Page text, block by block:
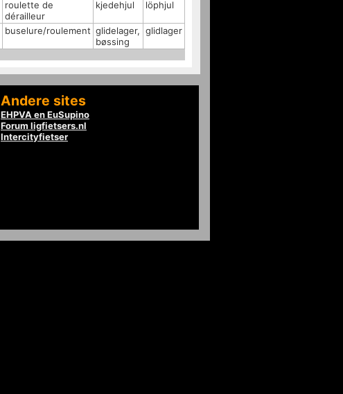
roulette de
dérailleur
kjedehjul löphjul
buselure/roulement glidelager,
bøssing
glidlager
Andere sites
EHPVA en EuSupino
Forum ligfietsers.nl
Intercityfietser